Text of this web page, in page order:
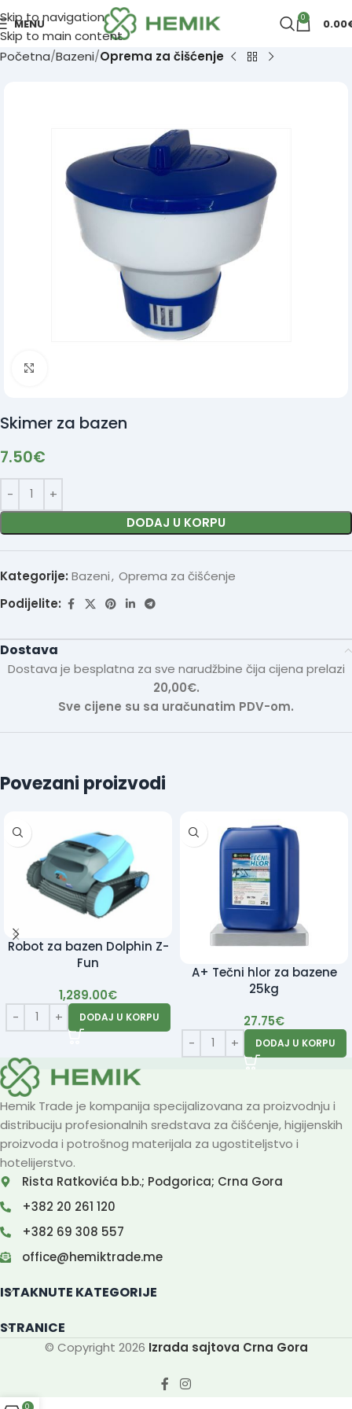
Skip to navigation
Skip to main content
MENU 0 0.00
Početna Bazeni Oprema za čišćenje
Skimer za bazen
7.50€
DODAJ U KORPU
Kategorije: Bazeni, Oprema za čišćenje
Podijelite:
Dostava
Dostava je besplatna za sve narudžbine čija cijena prelazi
20,00€.
Sve cijene su sa uračunatim PDV-om.
Povezani proizvodi
Robot za bazen Dolphin Z-
Fun
1,289.00€
DODAJ U KORPU
A+ Tečni hlor za bazene
25kg
27.75€
DODAJ U KORPU
Hemik Trade je kompanija specijalizovana za proizvodnju i
distribuciju profesionalnih sredstava za čišćenje, higijenskih
proizvoda i potrošnog materijala za ugostiteljstvo i
hotelijerstvo.
Rista Ratkovića b.b.; Podgorica; Crna Gora
+382 20 261 120
+382 69 308 557
office@hemiktrade.me
ISTAKNUTE KATEGORIJE
STRANICE
© Copyright 2026 Izrada sajtova Crna Gora
0